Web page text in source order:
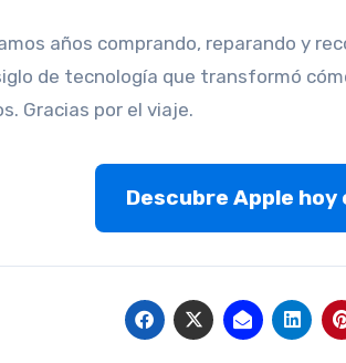
años comprando, reparando y
de tecnología que transformó
Gracias por el viaje.
Descubre Apple